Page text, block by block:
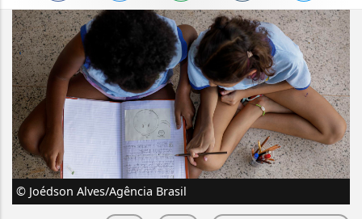
© Joédson Alves/Agência Brasil